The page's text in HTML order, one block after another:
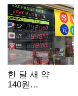
한 달 새 약
140원